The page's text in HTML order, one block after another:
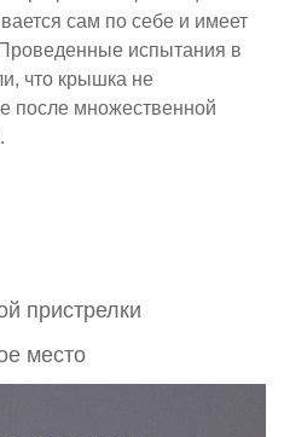
сам по себе и имеет
Проведенные испытания в
что крышка не
после множественной
пристрелки
место